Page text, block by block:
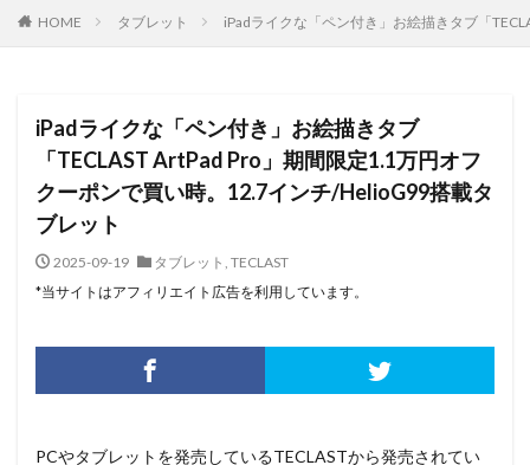
HOME タブレット iPadライクな「ペン付き」お絵描きタブ「
iPadライクな「ペン付き」お絵描きタブ
「TECLAST ArtPad Pro」期間限定1.1万円オフ
クーポンで買い時。12.7インチ/HelioG99搭載タ
ブレット
2025-09-19 タブレット , TECLAST
*当サイトはアフィリエイト広告を利用しています。
PCやタブレットを発売しているTECLASTから発売されてい